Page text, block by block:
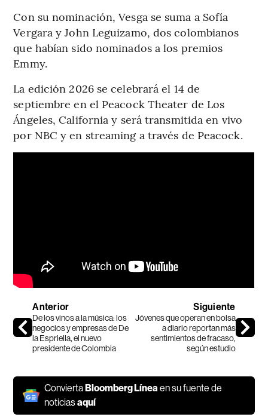
Con su nominación, Vesga se suma a Sofía
Vergara y John Leguizamo, dos colombianos
que habían sido nominados a los premios
Emmy.
La edición 2026 se celebrará el 14 de
septiembre en el Peacock Theater de Los
Ángeles, California y será transmitida en vivo
por NBC y en streaming a través de Peacock.
Anterior
De los vinos a la música: los
negocios y empresas de De
la Espriella, el nuevo
presidente de Colombia
Siguiente
Jóvenes que operan en bolsa
a diario reportan más
sentimientos de fracaso,
según estudio
ConviertaBloomberg Líneaen su fuente de
noticiasaquí